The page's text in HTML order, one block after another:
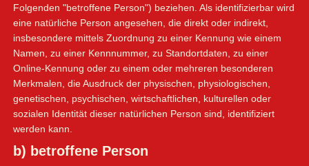
Folgenden "betroffene Person") beziehen. Als identifizierbar wird
eine natürliche Person angesehen, die direkt oder indirekt,
insbesondere mittels Zuordnung zu einer Kennung wie einem
Namen, zu einer Kennnummer, zu Standortdaten, zu einer
Online-Kennung oder zu einem oder mehreren besonderen
Merkmalen, die Ausdruck der physischen, physiologischen,
genetischen, psychischen, wirtschaftlichen, kulturellen oder
sozialen Identität dieser natürlichen Person sind, identifiziert
werden kann.
b) betroffene Person